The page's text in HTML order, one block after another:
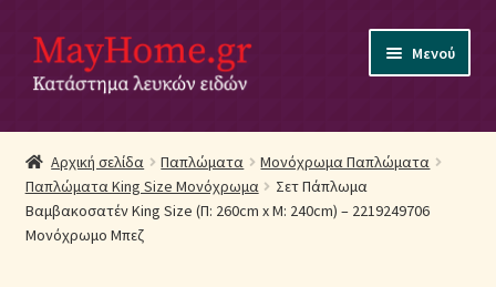
Απευθείας
μετάβαση
στην
Μετάβαση
σε
περιεχόμενο
Μενού
Αρχική
Ακύρωση Παραγγελίας
Αποστολές
Αρχική σελίδα Παπλώματα
Μονόχρωμα Παπλώματα
Παπλώματα King Size Μονόχρωμα
Σετ Πάπλωμα
Βαμβακοσατέν King Size (Π: 260cm x Μ: 240cm) – 2219249706
Μονόχρωμο Μπεζ